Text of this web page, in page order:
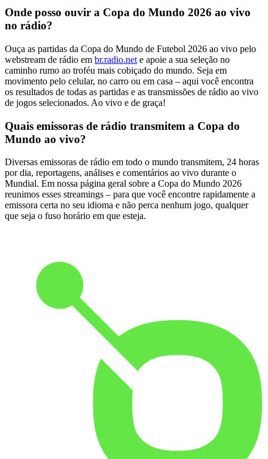
Onde posso ouvir a Copa do Mundo 2026 ao vivo
no rádio?
Ouça as partidas da Copa do Mundo de Futebol 2026 ao vivo pelo
webstream de rádio em br.radio.net e apoie a sua seleção no
caminho rumo ao troféu mais cobiçado do mundo. Seja em
movimento pelo celular, no carro ou em casa – aqui você encontra
os resultados de todas as partidas e as transmissões de rádio ao vivo
de jogos selecionados. Ao vivo e de graça!
Quais emissoras de rádio transmitem a Copa do
Mundo ao vivo?
Diversas emissoras de rádio em todo o mundo transmitem, 24 horas
por dia, reportagens, análises e comentários ao vivo durante o
Mundial. Em nossa página geral sobre a Copa do Mundo 2026
reunimos esses streamings – para que você encontre rapidamente a
emissora certa no seu idioma e não perca nenhum jogo, qualquer
que seja o fuso horário em que esteja.